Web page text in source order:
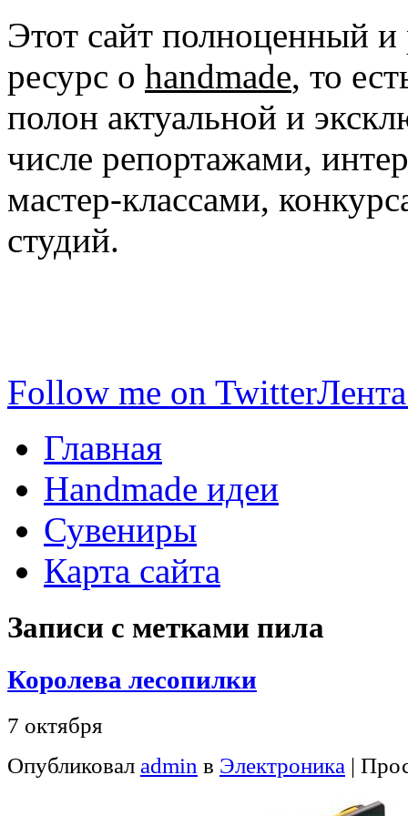
Этот сайт полноценный
ресурс о handmade, то
полон актуальной и
числе репортажами,
мастер-классами,
студий.
Follow me on Twitter
Главная
Handmade идеи
Сувениры
Карта сайта
Записи с метками пила
Королева лесопилки
7 октября
Опубликовал admin в Электроника |